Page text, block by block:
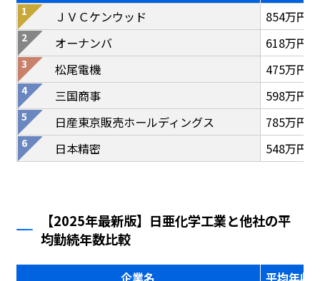
ＪＶＣケンウッド
854万円
オーナンバ
618万円
松尾電機
475万円
三国商事
598万円
日産東京販売ホールディングス
785万円
日本精密
548万円
【2025年最新版】日亜化学工業と他社の平
均勤続年数比較
企業名
平均年収